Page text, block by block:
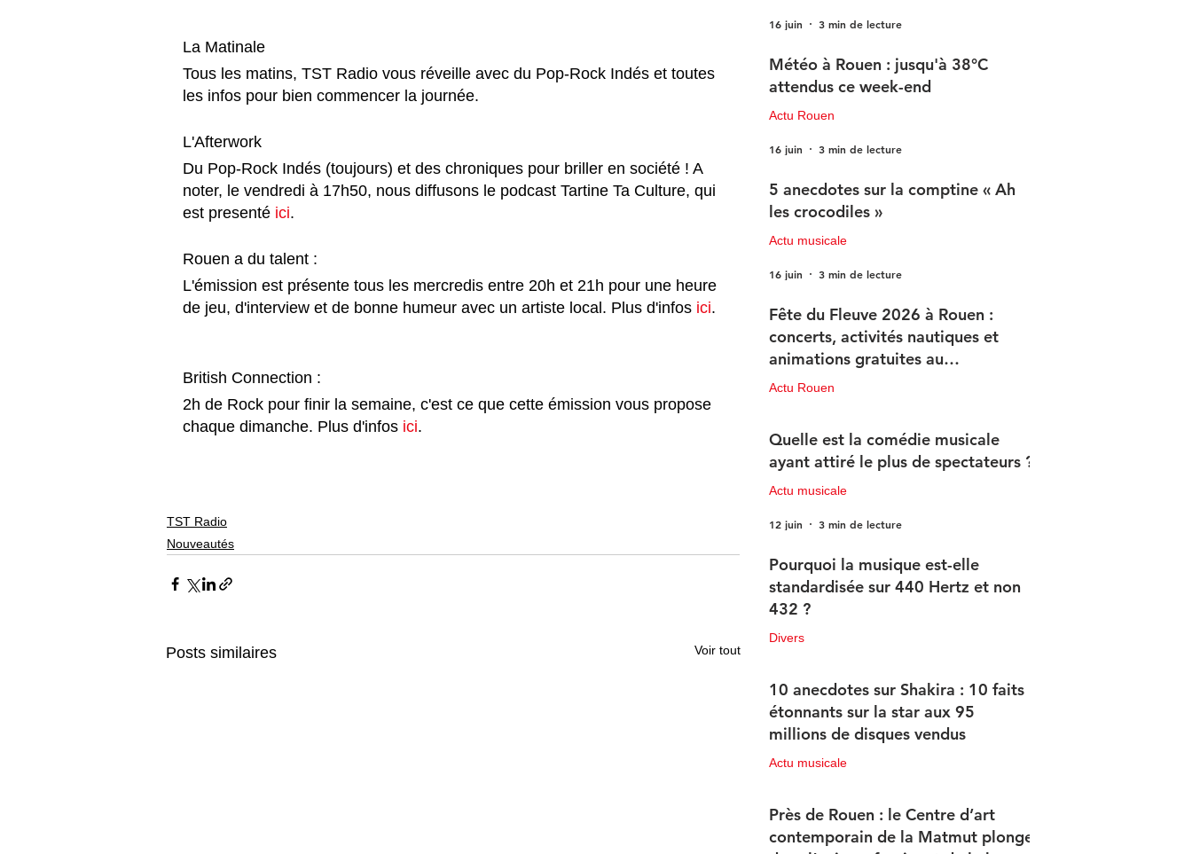
La Matinale
Tous les matins, TST Radio vous réveille avec du Pop-Rock Indés et toutes
les infos pour bien commencer la journée.
L'Afterwork
Du Pop-Rock Indés (toujours) et des chroniques pour briller en société ! A
noter, le vendredi à 17h50, nous diffusons le podcast Tartine Ta Culture, qui
est presenté ici.
Rouen a du talent :
L'émission est présente tous les mercredis entre 20h et 21h pour une heure
de jeu, d'interview et de bonne humeur avec un artiste local. Plus d'infos ici.
British Connection :
2h de Rock pour finir la semaine, c'est ce que cette émission vous propose
chaque dimanche. Plus d'infos ici.
TST Radio
Nouveautés
Posts similaires Voir tout
16 juin 3 min de lecture
Météo à Rouen : jusqu'à 38°C
attendus ce week-end
Actu Rouen
16 juin 3 min de lecture
5 anecdotes sur la comptine « Ah
les crocodiles »
Actu musicale
16 juin 3 min de lecture
Fête du Fleuve 2026 à Rouen :
concerts, activités nautiques et
animations gratuites au
programme
Actu Rouen
Quelle est la comédie musicale
ayant attiré le plus de spectateurs ?
Actu musicale
12 juin 3 min de lecture
Pourquoi la musique est-elle
standardisée sur 440 Hertz et non
432 ?
Divers
10 anecdotes sur Shakira : 10 faits
étonnants sur la star aux 95
millions de disques vendus
Actu musicale
Près de Rouen : le Centre d’art
contemporain de la Matmut plonge